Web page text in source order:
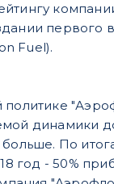
Fuel).
динамики
По
год - 50%